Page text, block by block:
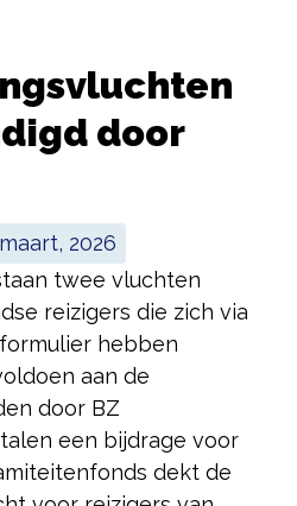
door
2026
twee vluchten
reizigers die zich via
hebben
aan de
door BZ
een bijdrage voor
dekt de